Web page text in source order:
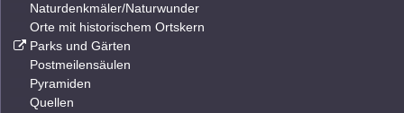
Naturdenkmäler/Naturwunder
Orte mit historischem Ortskern
Parks und Gärten
Postmeilensäulen
Pyramiden
Quellen